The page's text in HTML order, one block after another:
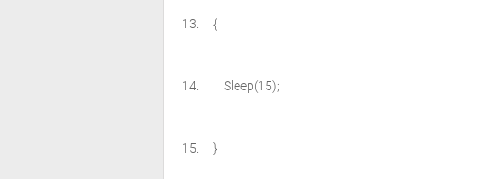
{
Sleep(15);
}